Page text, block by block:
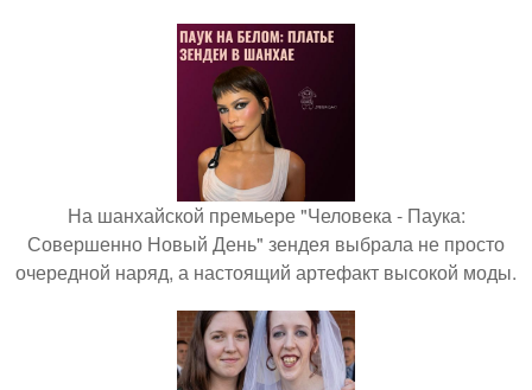
На шанхайской премьере "Человека - Паука:
Совершенно Новый День" зендея выбрала не просто
очередной наряд, а настоящий артефакт высокой моды.